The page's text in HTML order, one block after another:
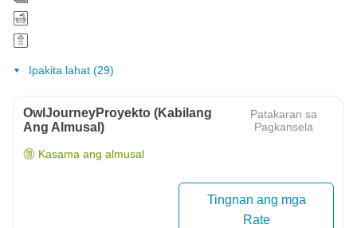
Ipakita lahat (29)
OwlJourneyProyekto (Kabilang
Ang Almusal)
Patakaran sa
Pagkansela
Kasama ang almusal
Tingnan ang mga
Rate